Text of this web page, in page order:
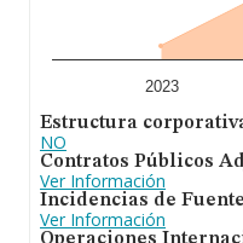
2023
Estructura
NO
Contratos Públicos
Ver Información
Incidencias de
Ver Información